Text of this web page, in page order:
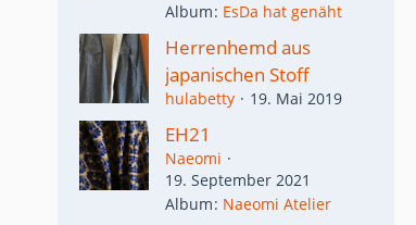
Album EsDa hat genäht
Herrenhemd aus
japanischen Stoff
hulabetty 19. Mai 2019
EH21
Naeomi
19. September 2021
Album Naeomi Atelier